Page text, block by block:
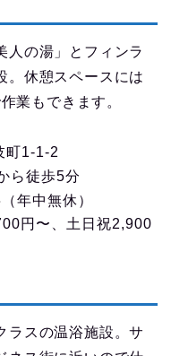
人の湯」とフィンラ
。休憩スペースには
業もできます。
町1-1-2
ら徒歩5分
年中無休）
円〜、土日祝2,900
ラスの温浴施設。サ